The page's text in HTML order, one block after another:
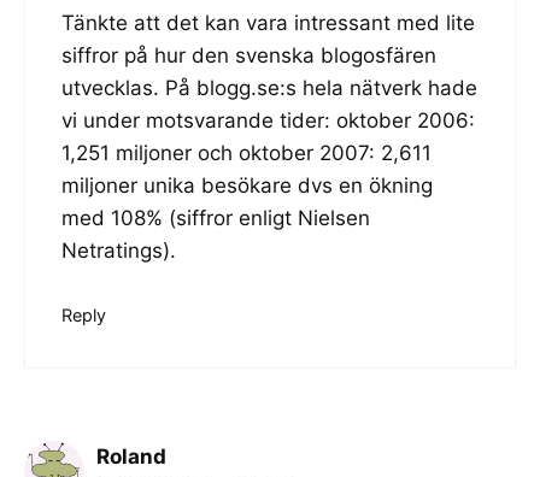
Tänkte att det kan vara intressant med lite
siffror på hur den svenska blogosfären
utvecklas. På blogg.se:s hela nätverk hade
vi under motsvarande tider: oktober 2006:
1,251 miljoner och oktober 2007: 2,611
miljoner unika besökare dvs en ökning
med 108% (siffror enligt Nielsen
Netratings).
Reply
Roland